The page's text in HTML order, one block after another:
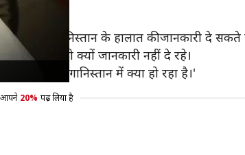
मंत्री अफगानिस्तान के हालात की जानकारी दे सकते
नेताओं को क्यों जानकारी नहीं दे रहे।
है कि अफगानिस्तान में क्या हो रहा है।'
आपने 20% पढ़ लिया है